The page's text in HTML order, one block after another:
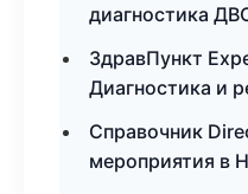
диагностика
ЗдравПункт
Диагностика и
Справочник
мероприятия в